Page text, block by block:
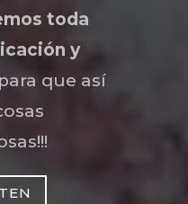
toda
y
que así